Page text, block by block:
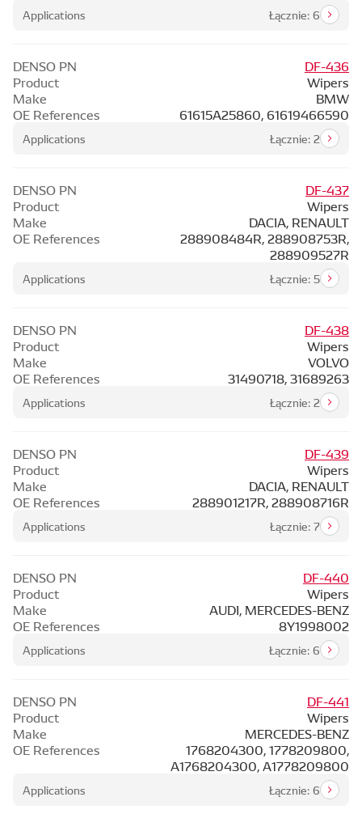
Applications Łącznie: 6
DENSO PN
DF-436
Product
Wipers
Make
BMW
Applications Łącznie: 2
OE References 61615A25860, 61619466590
DENSO PN
DF-437
Product
Wipers
Make
DACIA, RENAULT
Applications Łącznie: 5
OE References
288908484R, 288908753R,
288909527R
DENSO PN
DF-438
Product
Wipers
Make
VOLVO
Applications Łącznie: 2
OE References 31490718, 31689263
DENSO PN
DF-439
Product
Wipers
Make
DACIA, RENAULT
Applications Łącznie: 7
OE References 288901217R, 288908716R
DENSO PN
DF-440
Product
Wipers
Make
AUDI, MERCEDES-BENZ
Applications Łącznie: 6
OE References 8Y1998002
DENSO PN
DF-441
Product
Wipers
Make
MERCEDES-BENZ
Applications Łącznie: 6
OE References
1768204300, 1778209800,
A1768204300, A1778209800